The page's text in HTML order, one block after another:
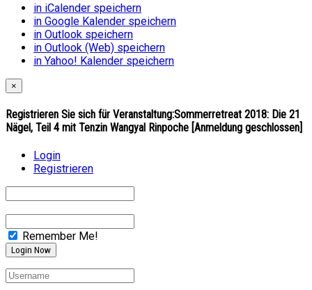
in iCalender speichern
in Google Kalender speichern
in Outlook speichern
in Outlook (Web) speichern
in Yahoo! Kalender speichern
×
Registrieren Sie sich für Veranstaltung:Sommerretreat 2018: Die 21
Nägel, Teil 4 mit Tenzin Wangyal Rinpoche [Anmeldung geschlossen]
Login
Registrieren
Remember Me!